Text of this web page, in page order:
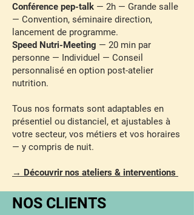
Conférence pep-talk — 2h — Grande salle
— Convention, séminaire direction,
lancement de programme.
Speed Nutri-Meeting — 20 min par
personne — Individuel — Conseil
personnalisé en option post-atelier
nutrition.
Tous nos formats sont adaptables en
présentiel ou distanciel, et ajustables à
votre secteur, vos métiers et vos horaires
— y compris de nuit.
→ Découvrir nos ateliers & interventions
NOS CLIENTS